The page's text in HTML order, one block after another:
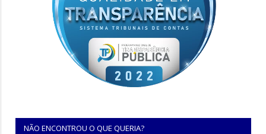
NÃO ENCONTROU O QUE QUERIA?